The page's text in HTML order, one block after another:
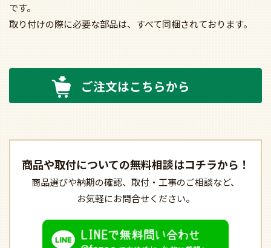
です。
取り付けの際に必要な部品は、すべて同梱されております。
ご注文はこちらから
商品や取付についての無料相談はコチラから！
商品選びや納期の確認、 取付・工事のご相談など、
お気軽にお問合せください。